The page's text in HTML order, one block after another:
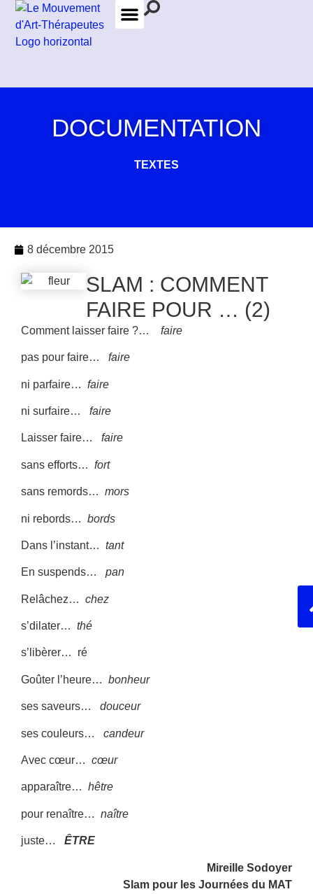
DOCUMENTATION
TEXTES
8 décembre 2015
SLAM : COMMENT
FAIRE POUR … (2)
Comment laisser faire ?… faire
pas pour faire… faire
ni parfaire… faire
ni surfaire… faire
Laisser faire… faire
sans efforts… fort
sans remords… mors
ni rebords… bords
Dans l’instant… tant
En suspends… pan
Relâchez… chez
s’dilater… thé
s’libèrer… ré
Goûter l’heure… bonheur
ses saveurs… douceur
ses couleurs… candeur
Avec cœur… cœur
apparaître… hêtre
pour renaître… naître
juste… ÊTRE
Mireille Sodoyer
Slam pour les Journées du MAT